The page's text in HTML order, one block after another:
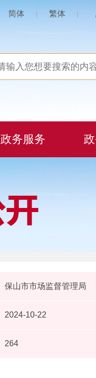
简体 | 繁体 |
政务服务
保山市市场监督管理局
2024-10-22
264